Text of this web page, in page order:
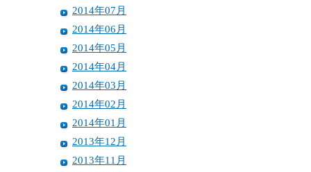
2014年07月
2014年06月
2014年05月
2014年04月
2014年03月
2014年02月
2014年01月
2013年12月
2013年11月